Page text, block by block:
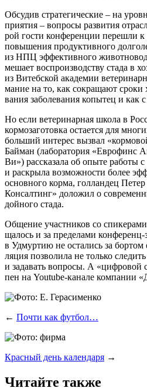
Обсу­див стра­те­ги­че­ские – на
при­я­тия – вопро­сы раз­ви­тия
рой гости кон­фе­рен­ции пере­шли к
повы­ше­ния про­дук­тив­но­го
из НПЦ эффек­тив­но­го
меша­ет вос­про­из­вод­ству ста­да в
из Витеб­ской ака­де­мии
ма­ние на то, как сокра­ща­ют сро­ки
ва­ния забо­ле­ва­ния копы­тец и как
Но если вете­ри­нар­ная шко­ла в
кор­мо­за­го­тов­ка оста­ет­ся для
боль­ший инте­рес вызвал
Бай­ман (лабо­ра­то­рия «Евро­финс
Ви») рас­ска­за­ла об опы­те рабо­ты
и рас­кры­ла воз­мож­но­сти более
основ­но­го кор­ма, гол­лан­дец
Кон­сал­тинг» доло­жил о
дой­но­го стада.
Обще­ние участ­ни­ков со
ща­лось и за пре­де­ла­ми
в Удмур­тию не оста­лись за
ля­ция поз­во­ли­ла не толь­ко
и зада­вать вопро­сы. А «циф­ро­вой
пен на Youtube-кана­ле ком­па­нии
← Почти как футбол…
Красный день календаря →
Читайте также